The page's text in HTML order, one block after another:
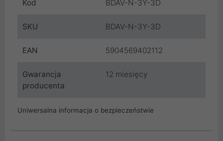
Kod BDAV-N-3Y-3D
SKU BDAV-N-3Y-3D
EAN 5904569402112
Gwarancja
producenta
12 miesięcy
Uniwersalna informacja o bezpieczeństwie